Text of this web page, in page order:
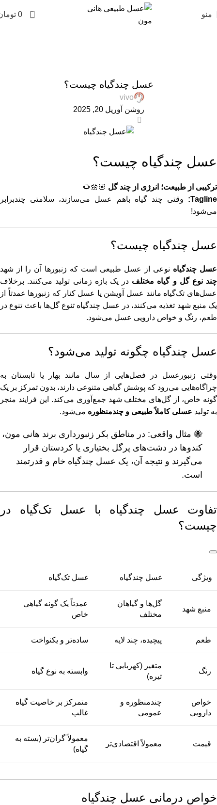
منو 0
0
عسل چندگیاه چیست؟
vivo
روشن آوریل 20, 2025
عسل چندگیاه چیست؟
ترکیبی از طبیعت؛ انرژی از چند گل 🌸🌼🌻
Tagline:
وقتی چند گیاه باهم عسل می‌سازند، سلامتی چندبرابر
می‌شود!
عسل چندگیاه چیست؟
عسل چندگیاه نوعی از عسل طبیعی است که زنبورها آن را از شهد
چند نوع گل و گیاه مختلف در یک بازه زمانی تولید می‌کنند. برخلاف
عسل‌های تک‌گیاه مانند عسل آویشن یا عسل کنار که زنبورها عمدتاً از
یک منبع شهد تغذیه می‌کنند، در عسل چندگیاه تنوع گل‌ها باعث تنوع در
طعم، رنگ و خواص دارویی عسل می‌شود.
عسل چندگیاه چگونه تولید می‌شود؟
وقتی زنبورعسل در فصل‌هایی از سال مانند بهار یا تابستان به
چراگاه‌هایی می‌رود که پوشش گیاهی متنوعی دارند، بدون تمرکز بر یک
گونه خاص، از گل‌های مختلف شهد جمع‌آوری می‌کند. این فرایند منجر
به تولید عسلی کاملاً طبیعی و چندمنظوره می‌شود.
🐝 مثال واقعی: در مناطق بکر زنبورداری برند هانی مون،
کندوها در دشت‌های پرگل بختیاری یا کردستان قرار
می‌گیرند و نتیجه آن، یک عسل چندگیاه خام و قدرتمند
است.
تفاوت عسل چندگیاه با عسل تک‌گیاه در
چیست؟
ویژگی عسل چندگیاه عسل تک‌گیاه
منبع شهد
گل‌ها و گیاهان
مختلف
عمدتاً یک گونه گیاهی
خاص
طعم پیچیده، چند لایه ساده‌تر و یکنواخت
رنگ
متغیر (کهربایی تا
تیره)
وابسته به نوع گیاه
خواص
دارویی
چندمنظوره و
عمومی
متمرکز بر خاصیت گیاه
غالب
قیمت معمولاً اقتصادی‌تر
معمولاً گران‌تر (بسته به
گیاه)
خواص درمانی عسل چندگیاه